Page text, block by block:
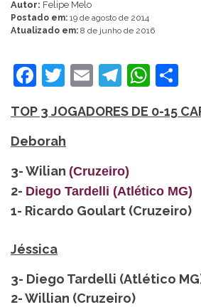
Autor: Felipe Melo
Postado em: 19 de agosto de 2014
Atualizado em: 8 de junho de 2016
Facebook
Twitter
Email
TOP 3 JOGADORES DE 0-15
Deborah
3- Wilian (Cruzeiro)
2- Diego Tardelli (Atlético MG)
1- Ricardo Goulart (Cruzeiro)
Jéssica
3- Diego Tardelli (Atlético
2- Willian (Cruzeiro)